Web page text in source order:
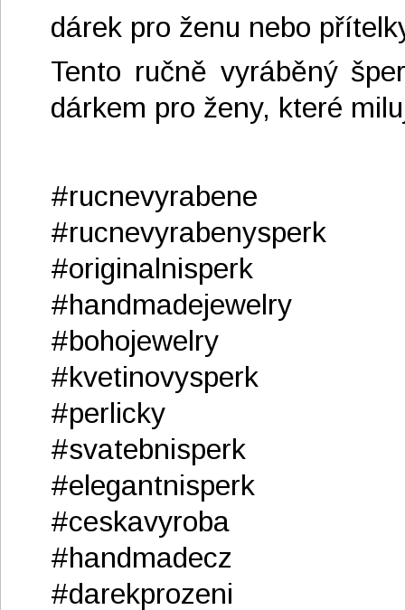
dárek pro ženu nebo
Tento ručně vyráběný
dárkem pro ženy, které
#rucnevyrabene
#rucnevyrabenysperk
#originalnisperk
#handmadejewelry
#bohojewelry
#kvetinovysperk
#perlicky
#svatebnisperk
#elegantnisperk
#ceskavyroba
#handmadecz
#darekprozeni